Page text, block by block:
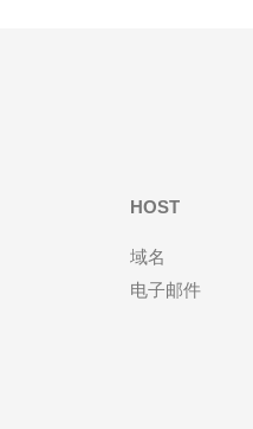
HOST
域名
电子邮件